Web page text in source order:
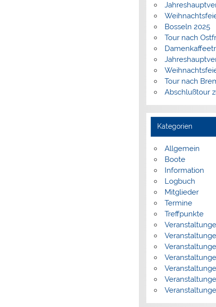
Bosseln 2025
Tour nach
Tour nach
Abschlußtour
Kategorien
Allgemein
Boote
Information
Logbuch
Mitglieder
Termine
Treffpunkte